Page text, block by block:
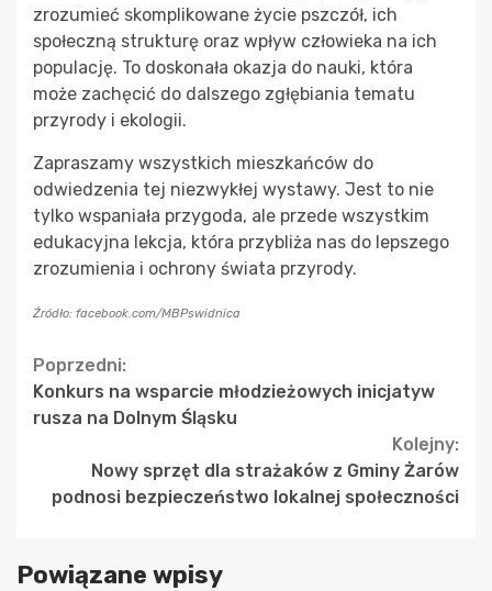
zrozumieć skomplikowane życie pszczół, ich
społeczną strukturę oraz wpływ człowieka na ich
populację. To doskonała okazja do nauki, która
może zachęcić do dalszego zgłębiania tematu
przyrody i ekologii.
Zapraszamy wszystkich mieszkańców do
odwiedzenia tej niezwykłej wystawy. Jest to nie
tylko wspaniała przygoda, ale przede wszystkim
edukacyjna lekcja, która przybliża nas do lepszego
zrozumienia i ochrony świata przyrody.
Źródło: facebook.com/MBPswidnica
Continue
Reading
Poprzedni:
Konkurs na wsparcie młodzieżowych inicjatyw
rusza na Dolnym Śląsku
Kolejny:
Nowy sprzęt dla strażaków z Gminy Żarów
podnosi bezpieczeństwo lokalnej społeczności
Powiązane wpisy